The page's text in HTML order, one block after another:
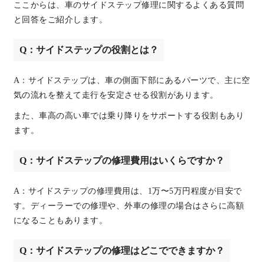
ここからは、車のサイドステップ修理に関するよくある質問
と回答をご紹介します。
Q：サイドステップの役割とは？
A：サイドステップは、車の側面下部にあるパーツで、主に空
気の流れを整えて走行を安定させる役割があります。
また、車高の高い車では乗り降りをサポートする役割もあり
ます。
Q：サイドステップの修理費用はいくらですか？
A：サイドステップの修理費用は、1万〜5万円程度が目安で
す。ディーラーでの修理や、外車の修理の場合はさらに高額
になることもあります。
Q：サイドステップの修理はどこでできますか？